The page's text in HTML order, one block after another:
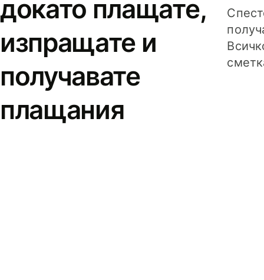
докато плащате,
изпращате и
получавате
плащания